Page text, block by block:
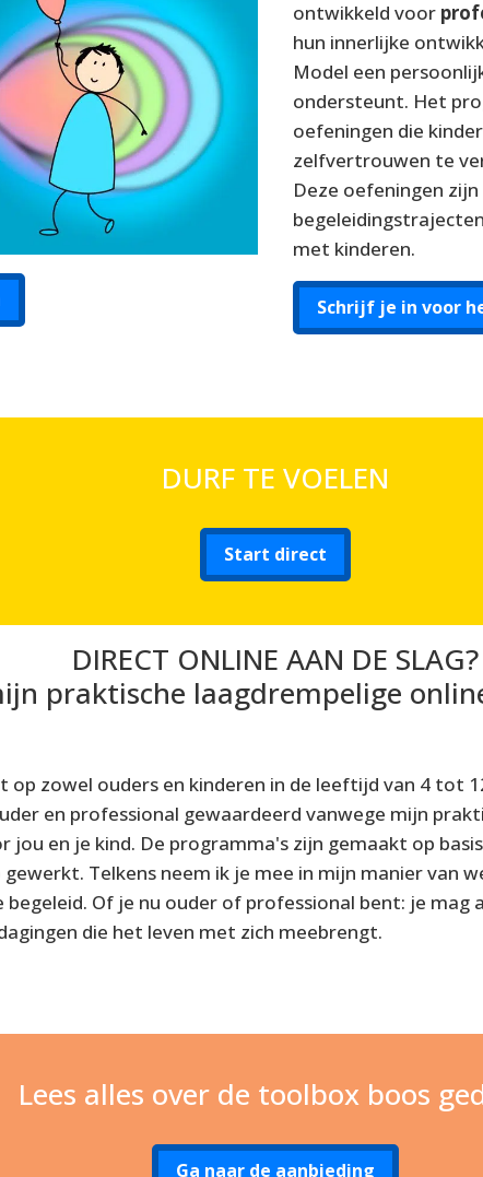
ontwikkeld voor
hun innerlijke
Model een
ondersteunt. Het
oefeningen die
zelfvertrouwen te
Deze oefeningen
met kinderen.
Schrijf je in voor
DURF TE VOELEN
Start direct
DIRECT ONLINE AAN DE SLAG?
praktische laagdrempelige
op zowel ouders en kinderen in de leeftijd van 4 tot
en professional gewaardeerd vanwege mijn
en je kind. De programma's zijn gemaakt op
Telkens neem ik je mee in mijn manier van
Of je nu ouder of professional bent: je
die het leven met zich meebrengt.
Lees alles over de toolbox boos
Ga naar de aanbieding